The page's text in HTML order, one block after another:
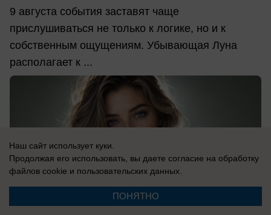
9 августа события заставят чаще
прислушиваться не только к логике, но и к
собственным ощущениям. Убывающая Луна
располагает к ...
Наш сайт использует куки.
Продолжая его использовать, вы даете согласие на обработку
файлов cookie и пользовательских данных.
ПОНЯТНО